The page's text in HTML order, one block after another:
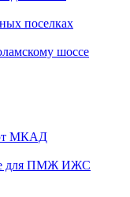
поселках
шоссе
от МКАД
для ПМЖ ИЖС